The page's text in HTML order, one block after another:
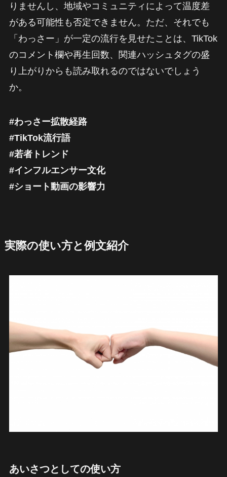
りませんし、地域やコミュニティによって温度差
がある可能性も否定できません。ただ、それでも
「わっさー」が一定の流行を見せたことは、TikTok
のコメント欄や再生回数、関連ハッシュタグの盛
り上がりからも読み取れるのではないでしょう
か。
#わっさー拡散経路
#TikTok流行語
#若者トレンド
#インフルエンサー文化
#ショート動画の影響力
実際の使い方と例文紹介
あいさつとしての使い方